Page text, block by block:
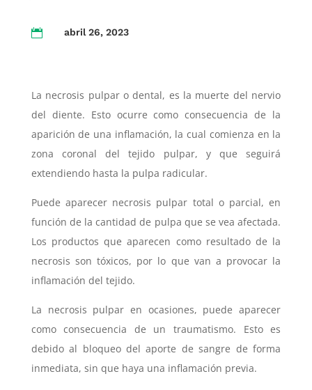
 abril 26, 2023
La necrosis pulpar o dental, es la muerte del nervio
del diente. Esto ocurre como consecuencia de la
aparición de una inflamación, la cual comienza en la
zona coronal del tejido pulpar, y que seguirá
extendiendo hasta la pulpa radicular.
Puede aparecer necrosis pulpar total o parcial, en
función de la cantidad de pulpa que se vea afectada.
Los productos que aparecen como resultado de la
necrosis son tóxicos, por lo que van a provocar la
inflamación del tejido.
La necrosis pulpar en ocasiones, puede aparecer
como consecuencia de un traumatismo. Esto es
debido al bloqueo del aporte de sangre de forma
inmediata, sin que haya una inflamación previa.